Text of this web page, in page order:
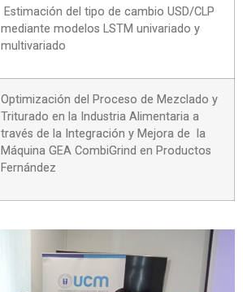
Estimación del tipo de cambio USD/CLP
mediante modelos LSTM univariado y
multivariado
Optimización del Proceso de Mezclado y
Triturado en la Industria Alimentaria a
través de la Integración y Mejora de la
Máquina GEA CombiGrind en Productos
Fernández